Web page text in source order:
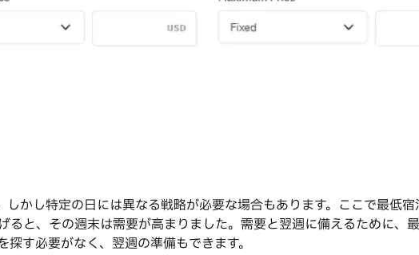
かし特定の日には異なる戦略が必要な場合もあります。ここで最低
と、その週末は需要が高まりました。需要と翌週に備えるために、
す必要がなく、翌週の準備もできます。